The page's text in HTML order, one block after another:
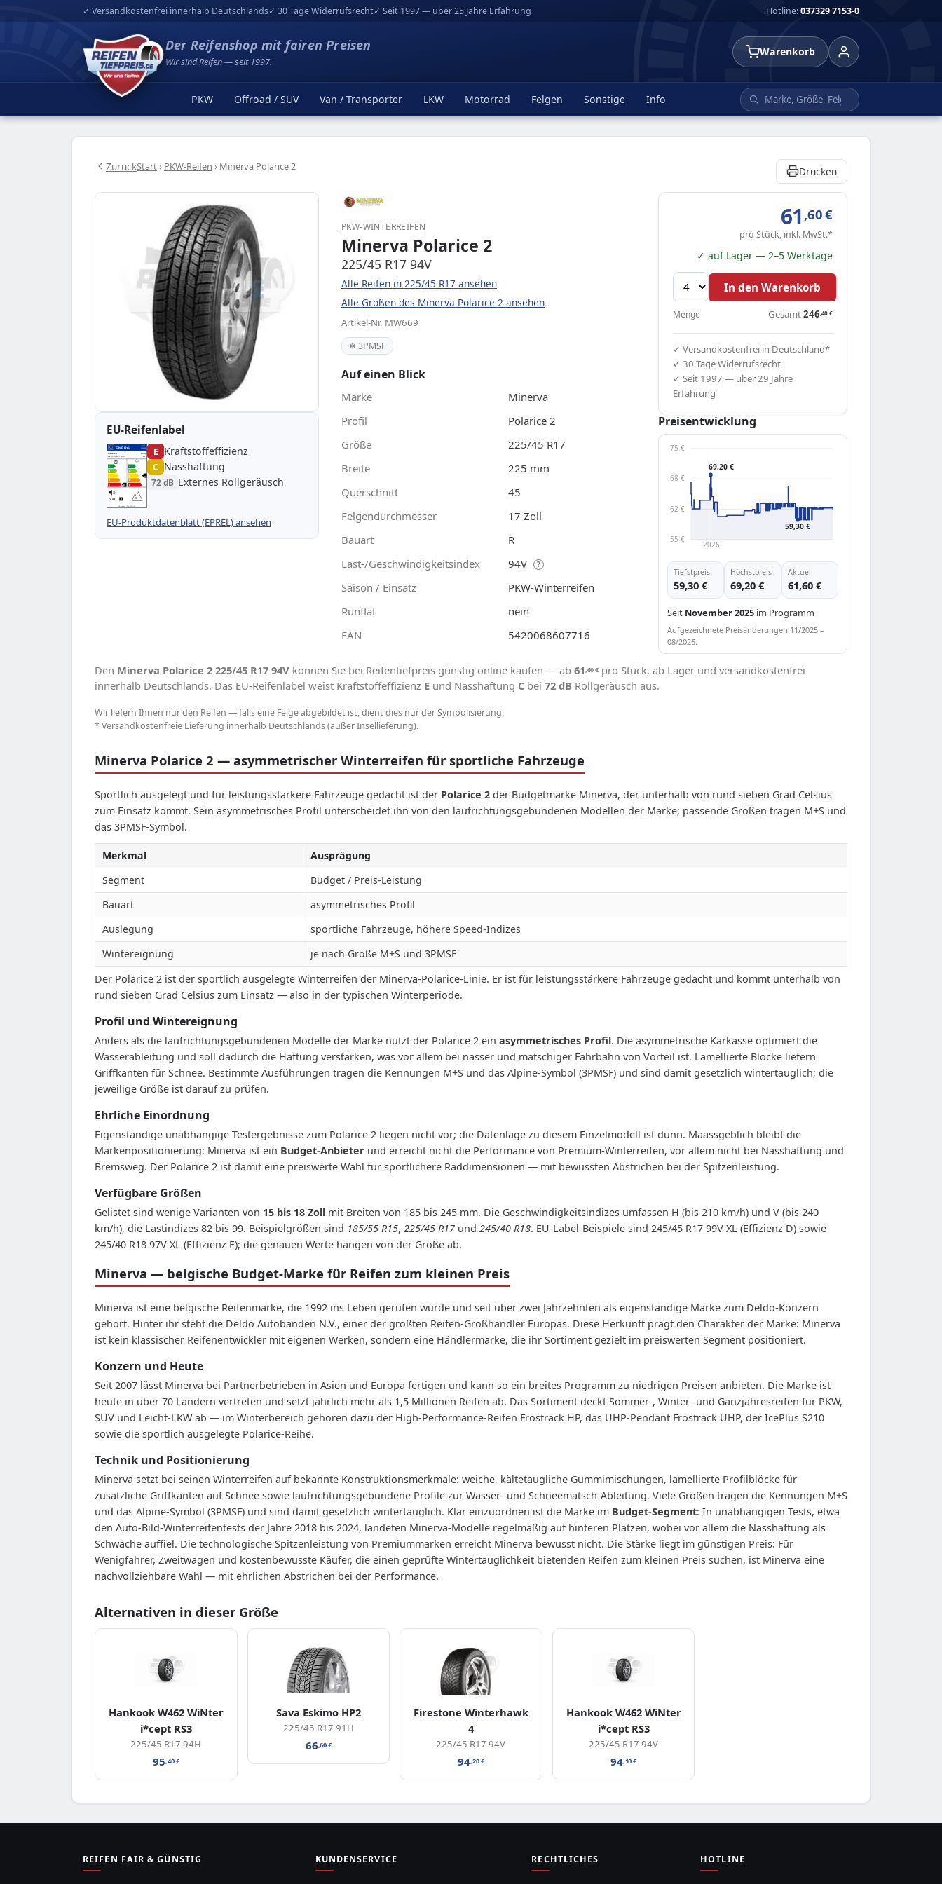
✓ Versandkostenfrei innerhalb Deutschlands✓ 30 Tage Widerrufsrecht✓ Seit 1997 — über 25 Jahre Erfahrung Hotline:037329 7153-0
Der Reifenshop mit fairen Preisen
Wir sind Reifen — seit 1997.
Warenkorb
PKW Offroad / SUV Van / Transporter LKW Motorrad Felgen Sonstige Info
ZurückStart› PKW-Reifen › Minerva Polarice 2 Drucken
EU-Reifenlabel
ENERG EPREL
1000000
Minerva MW669
225/45 R17 94V C1
A
B
C
D
E
E
A
B
C
C
D
E
72 dB B
Verordnung (EU) 2020/740
E Kraftstoffeffizienz
C Nasshaftung
72 dB Externes Rollgeräusch
EU-Produktdatenblatt (EPREL) ansehen
PKW-WINTERREIFEN
Minerva Polarice 2
225/45 R17 94V
Alle Reifen in 225/45 R17 ansehen
Alle Größen des Minerva Polarice 2 ansehen
Artikel-Nr. MW669
❄ 3PMSF
Auf einen Blick
Marke
Minerva
Profil
Polarice 2
Größe
225/45 R17
Breite
225 mm
Querschnitt
45
Felgendurchmesser
17 Zoll
Bauart
R
Last-/Geschwindigkeitsindex
94V ?
Saison / Einsatz
PKW-Winterreifen
Runflat
nein
EAN
5420068607716
61,60€
pro Stück, inkl. MwSt.*
✓ auf Lager — 2–5 Werktage
In den Warenkorb
Menge Gesamt246,40€
✓ Versandkostenfrei in Deutschland*
✓ 30 Tage Widerrufsrecht
✓ Seit 1997 — über 29 Jahre
Erfahrung
Preisentwicklung
55 €
62 €
68 €
75 €
2026
69,20 €
59,30 €
Tiefstpreis
59,30 €
Höchstpreis
69,20 €
Aktuell
61,60 €
Seit November 2025 im Programm
Aufgezeichnete Preisänderungen 11/2025 –
08/2026.
Den Minerva Polarice 2 225/45 R17 94V können Sie bei Reifentiefpreis günstig online kaufen — ab 61 ,60€ pro Stück, ab Lager und versandkostenfrei
innerhalb Deutschlands. Das EU-Reifenlabel weist Kraftstoffeffizienz E und Nasshaftung C bei 72 dB Rollgeräusch aus.
Wir liefern Ihnen nur den Reifen — falls eine Felge abgebildet ist, dient dies nur der Symbolisierung.
* Versandkostenfreie Lieferung innerhalb Deutschlands (außer Insellieferung).
Minerva Polarice 2 — asymmetrischer Winterreifen für sportliche Fahrzeuge
Sportlich ausgelegt und für leistungsstärkere Fahrzeuge gedacht ist der Polarice 2 der Budgetmarke Minerva, der unterhalb von rund sieben Grad Celsius
zum Einsatz kommt. Sein asymmetrisches Profil unterscheidet ihn von den laufrichtungsgebundenen Modellen der Marke; passende Größen tragen M+S und
das 3PMSF-Symbol.
Merkmal
Ausprägung
Segment
Budget / Preis-Leistung
Bauart
asymmetrisches Profil
Auslegung
sportliche Fahrzeuge, höhere Speed-Indizes
Wintereignung
je nach Größe M+S und 3PMSF
Der Polarice 2 ist der sportlich ausgelegte Winterreifen der Minerva-Polarice-Linie. Er ist für leistungsstärkere Fahrzeuge gedacht und kommt unterhalb von
rund sieben Grad Celsius zum Einsatz — also in der typischen Winterperiode.
Profil und Wintereignung
Anders als die laufrichtungsgebundenen Modelle der Marke nutzt der Polarice 2 ein asymmetrisches Profil. Die asymmetrische Karkasse optimiert die
Wasserableitung und soll dadurch die Haftung verstärken, was vor allem bei nasser und matschiger Fahrbahn von Vorteil ist. Lamellierte Blöcke liefern
Griffkanten für Schnee. Bestimmte Ausführungen tragen die Kennungen M+S und das Alpine-Symbol (3PMSF) und sind damit gesetzlich wintertauglich; die
jeweilige Größe ist darauf zu prüfen.
Ehrliche Einordnung
Eigenständige unabhängige Testergebnisse zum Polarice 2 liegen nicht vor; die Datenlage zu diesem Einzelmodell ist dünn. Maassgeblich bleibt die
Markenpositionierung: Minerva ist ein Budget-Anbieter und erreicht nicht die Performance von Premium-Winterreifen, vor allem nicht bei Nasshaftung und
Bremsweg. Der Polarice 2 ist damit eine preiswerte Wahl für sportlichere Raddimensionen — mit bewussten Abstrichen bei der Spitzenleistung.
Verfügbare Größen
Gelistet sind wenige Varianten von 15 bis 18 Zoll mit Breiten von 185 bis 245 mm. Die Geschwindigkeitsindizes umfassen H (bis 210 km/h) und V (bis 240
km/h), die Lastindizes 82 bis 99. Beispielgrößen sind 185/55 R15, 225/45 R17 und 245/40 R18. EU-Label-Beispiele sind 245/45 R17 99V XL (Effizienz D) sowie
245/40 R18 97V XL (Effizienz E); die genauen Werte hängen von der Größe ab.
Minerva — belgische Budget-Marke für Reifen zum kleinen Preis
Minerva ist eine belgische Reifenmarke, die 1992 ins Leben gerufen wurde und seit über zwei Jahrzehnten als eigenständige Marke zum Deldo-Konzern
gehört. Hinter ihr steht die Deldo Autobanden N.V., einer der größten Reifen-Großhändler Europas. Diese Herkunft prägt den Charakter der Marke: Minerva
ist kein klassischer Reifenentwickler mit eigenen Werken, sondern eine Händlermarke, die ihr Sortiment gezielt im preiswerten Segment positioniert.
Konzern und Heute
Seit 2007 lässt Minerva bei Partnerbetrieben in Asien und Europa fertigen und kann so ein breites Programm zu niedrigen Preisen anbieten. Die Marke ist
heute in über 70 Ländern vertreten und setzt jährlich mehr als 1,5 Millionen Reifen ab. Das Sortiment deckt Sommer-, Winter- und Ganzjahresreifen für PKW,
SUV und Leicht-LKW ab — im Winterbereich gehören dazu der High-Performance-Reifen Frostrack HP, das UHP-Pendant Frostrack UHP, der IcePlus S210
sowie die sportlich ausgelegte Polarice-Reihe.
Technik und Positionierung
Minerva setzt bei seinen Winterreifen auf bekannte Konstruktionsmerkmale: weiche, kältetaugliche Gummimischungen, lamellierte Profilblöcke für
zusätzliche Griffkanten auf Schnee sowie laufrichtungsgebundene Profile zur Wasser- und Schneematsch-Ableitung. Viele Größen tragen die Kennungen M+S
und das Alpine-Symbol (3PMSF) und sind damit gesetzlich wintertauglich. Klar einzuordnen ist die Marke im Budget-Segment: In unabhängigen Tests, etwa
den Auto-Bild-Winterreifentests der Jahre 2018 bis 2024, landeten Minerva-Modelle regelmäßig auf hinteren Plätzen, wobei vor allem die Nasshaftung als
Schwäche auffiel. Die technologische Spitzenleistung von Premiummarken erreicht Minerva bewusst nicht. Die Stärke liegt im günstigen Preis: Für
Wenigfahrer, Zweitwagen und kostenbewusste Käufer, die einen geprüfte Wintertauglichkeit bietenden Reifen zum kleinen Preis suchen, ist Minerva eine
nachvollziehbare Wahl — mit ehrlichen Abstrichen bei der Performance.
Alternativen in dieser Größe
Hankook W462 WiNter
i*cept RS3
225/45 R17 94H
95,40€
Sava Eskimo HP2
225/45 R17 91H
66,60€
Firestone Winterhawk
4
225/45 R17 94V
94,20€
Hankook W462 WiNter
i*cept RS3
225/45 R17 94V
94,10€
REIFEN FAIR & GÜNSTIG KUNDENSERVICE RECHTLICHES HOTLINE